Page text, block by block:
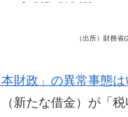
（出所）財務省
本財政」の異常事態
新たな借金）が「